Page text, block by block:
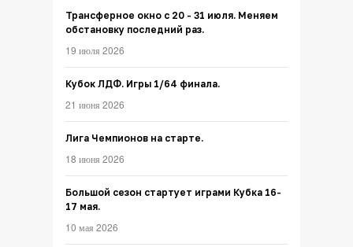
Трансферное окно с 20 - 31 июля. Меняем
обстановку последний раз.
19 июля 2026
Кубок ЛДФ. Игры 1/64 финала.
21 июня 2026
Лига Чемпионов на старте.
18 июня 2026
Большой сезон стартует играми Кубка 16-
17 мая.
10 мая 2026